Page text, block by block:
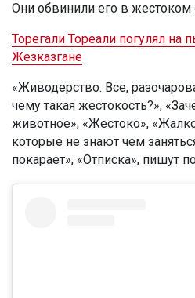
Они обвинили его в
Торегали Тореали погулял на
Жезказгане
«Живодерство. Все,
чему такая жестокость?»,
животное», «Жестоко»,
которые не знают чем
покарает», «Отписка», пишут